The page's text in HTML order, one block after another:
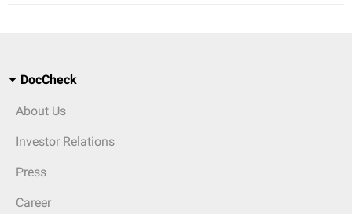
DocCheck
About Us
Investor Relations
Press
Career